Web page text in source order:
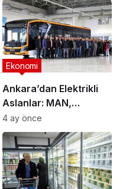
Ankara’dan Elektrikli
Aslanlar: MAN,
Ankara’daki
fabrikasında eBus
üretimine başladı
Ekonomi
4 ay önce